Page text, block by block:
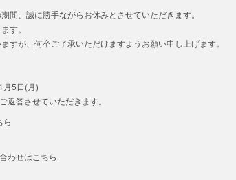
間、誠に勝手ながらお休みとさせていただきます。
す。
すが、何卒ご了承いただけますようお願い申し上げます。
5日(月)
答させていただきます。
ら
わせはこちら